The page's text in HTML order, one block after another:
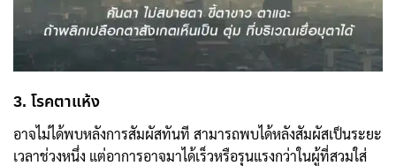
3. โรคตาแห้ง
อาจไม่ได้พบหลังการสัมผัสทันที สามารถพบได้หลังสัมผัสเป็นระยะ
เวลาช่วงหนึ่ง แต่อาการอาจมาได้เร็วหรือรุนแรงกว่าในผู้ที่สวมใส่